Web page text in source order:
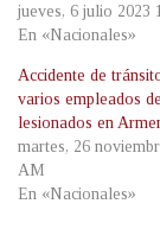
jueves, 6 julio 2023
En «Nacionales»
Accidente de
varios empleados
lesionados en
martes, 26
AM
En «Nacionales»